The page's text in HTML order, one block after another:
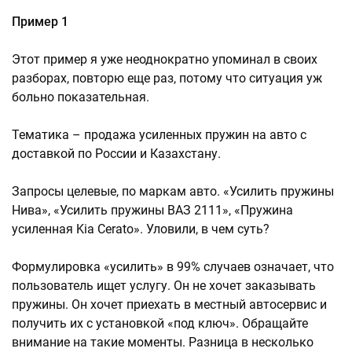
Пример 1
Этот пример я уже неоднократно упоминал в своих
разборах, повторю еще раз, потому что ситуация уж
больно показательная.
Тематика – продажа усиленных пружин на авто с
доставкой по России и Казахстану.
Запросы целевые, по маркам авто. «Усилить пружины
Нива», «Усилить пружины ВАЗ 2111», «Пружина
усиленная Kia Cerato». Уловили, в чем суть?
Формулировка «усилить» в 99% случаев означает, что
пользователь ищет услугу. Он не хочет заказывать
пружины. Он хочет приехать в местный автосервис и
получить их с установкой «под ключ». Обращайте
внимание на такие моменты. Разница в несколько